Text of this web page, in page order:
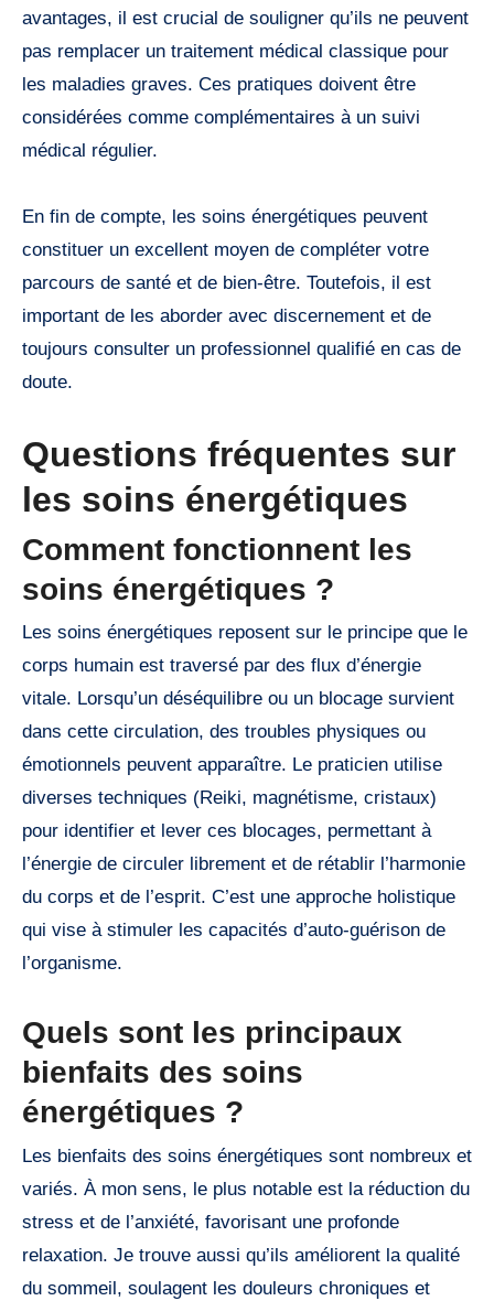
avantages, il est crucial de souligner qu’ils ne peuvent
pas remplacer un traitement médical classique pour
les maladies graves. Ces pratiques doivent être
considérées comme complémentaires à un suivi
médical régulier.
En fin de compte, les soins énergétiques peuvent
constituer un excellent moyen de compléter votre
parcours de santé et de bien-être. Toutefois, il est
important de les aborder avec discernement et de
toujours consulter un professionnel qualifié en cas de
doute.
Questions fréquentes sur
les soins énergétiques
Comment fonctionnent les
soins énergétiques ?
Les soins énergétiques reposent sur le principe que le
corps humain est traversé par des flux d’énergie
vitale. Lorsqu’un déséquilibre ou un blocage survient
dans cette circulation, des troubles physiques ou
émotionnels peuvent apparaître. Le praticien utilise
diverses techniques (Reiki, magnétisme, cristaux)
pour identifier et lever ces blocages, permettant à
l’énergie de circuler librement et de rétablir l’harmonie
du corps et de l’esprit. C’est une approche holistique
qui vise à stimuler les capacités d’auto-guérison de
l’organisme.
Quels sont les principaux
bienfaits des soins
énergétiques ?
Les bienfaits des soins énergétiques sont nombreux et
variés. À mon sens, le plus notable est la réduction du
stress et de l’anxiété, favorisant une profonde
relaxation. Je trouve aussi qu’ils améliorent la qualité
du sommeil, soulagent les douleurs chroniques et